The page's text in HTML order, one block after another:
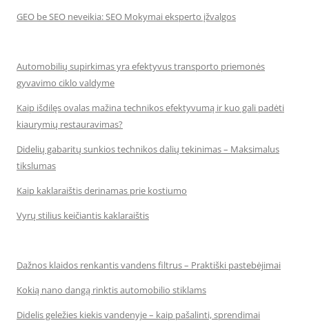
GEO be SEO neveikia: SEO Mokymai eksperto įžvalgos
Automobilių supirkimas yra efektyvus transporto priemonės
gyvavimo ciklo valdyme
Kaip išdilęs ovalas mažina technikos efektyvumą ir kuo gali padėti
kiaurymių restauravimas?
Didelių gabaritų sunkios technikos dalių tekinimas – Maksimalus
tikslumas
Kaip kaklaraištis derinamas prie kostiumo
Vyrų stilius keičiantis kaklaraištis
Dažnos klaidos renkantis vandens filtrus – Praktiški pastebėjimai
Kokią nano dangą rinktis automobilio stiklams
Didelis geležies kiekis vandenyje – kaip pašalinti, sprendimai